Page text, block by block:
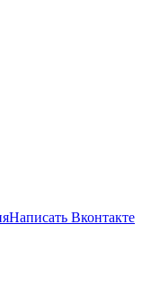
Написать Вконтакте